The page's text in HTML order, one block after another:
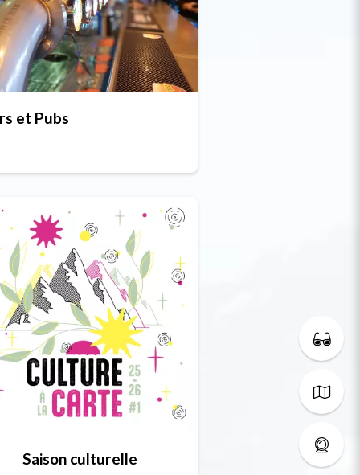
et Pubs
Saison culturelle